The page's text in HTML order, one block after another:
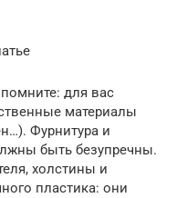
для вас
материалы
Фурнитура и
быть безупречны.
холстины и
пластика: они